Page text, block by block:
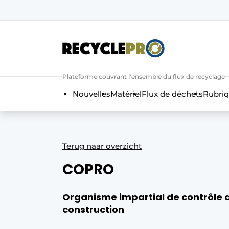
Bedrijven
Evenement aanmelden
Meest gelezen
Plateforme couvrant l'ensemble du flux de recyclage
NouvellesMatérielFlux de déchets
Terug naar overzicht
COPRO
Organisme impartial de contrôle
construction